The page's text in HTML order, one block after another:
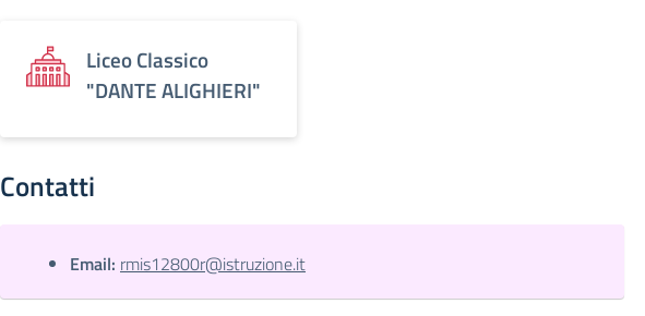
Liceo Classico
"DANTE ALIGHIERI"
Contatti
Email: rmis12800r@istruzione.it